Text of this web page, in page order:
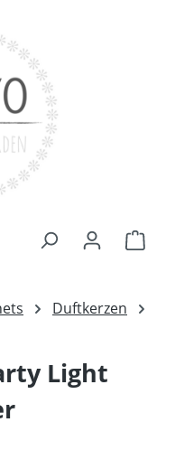
Duftkerzen
Light